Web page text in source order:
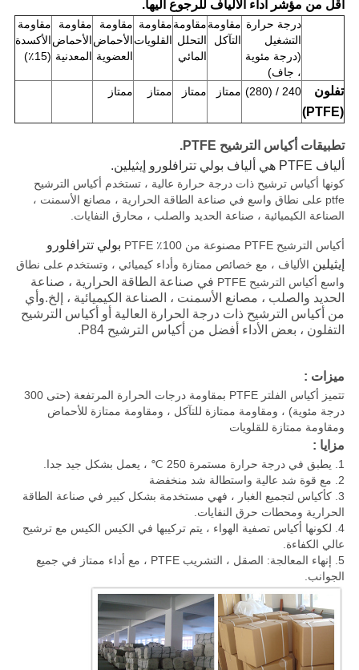
أقل من مؤشر أداء الألياف للرجوع اليها.
درجة حرارة
التشغيل
(درجة مئوية
، جاف)
مقاومة
التآكل
مقاومة
التحلل
المائي
مقاومة
القلويات
مقاومة
الأحماض
العضوية
مقاومة
الأحماض
المعدنية
مقاومة
الأكسدة
(15٪)
تفلون
(PTFE)
240 / (280) ممتاز ممتاز ممتاز ممتاز
تطبيقات أكياس الترشيح PTFE.
ألياف PTFE هي ألياف
بولي تترافلورو إيثيلين.
كونها أكياس ترشيح ذات درجة حرارة عالية ، تستخدم أكياس الترشيح
ptfe على نطاق واسع في صناعة الطاقة الحرارية ، مصانع الأسمنت ،
الصناعة الكيميائية ، صناعة الحديد والصلب ، محارق النفايات.
أكياس الترشيح PTFE مصنوعة من 100٪ PTFE
بولي تترافلورو
إيثيلين الألياف ، مع خصائص ممتازة وأداء كيميائي ، وتستخدم على نطاق
واسع أكياس الترشيح PTFE
في صناعة الطاقة الحرارية ، صناعة
الحديد والصلب ، مصانع الأسمنت ، الصناعة الكيميائية ، إلخ.وأي
من أكياس الترشيح ذات درجة الحرارة العالية أو أكياس الترشيح
التفلون ، بعض الأداء أفضل من أكياس الترشيح P84.
ميزات :
تتميز أكياس الفلتر PTFE بمقاومة درجات الحرارة المرتفعة (حتى 300
درجة مئوية) ، ومقاومة ممتازة للتآكل ، ومقاومة ممتازة للأحماض
ومقاومة ممتازة للقلويات
مزايا :
1. يطبق في درجة حرارة مستمرة 250 ℃ ، يعمل بشكل جيد جدا.
2. مع قوة شد عالية واستطالة شد منخفضة
3. كأكياس لتجميع الغبار ، فهي مستخدمة بشكل كبير في صناعة الطاقة
الحرارية ومحطات حرق النفايات.
4. لكونها أكياس تصفية الهواء ، يتم تركيبها في الكيس الكيس مع ترشيح
عالي الكفاءة.
5. إنهاء المعالجة: الصقل ، التشريب PTFE ، مع أداء ممتاز في جميع
الجوانب.